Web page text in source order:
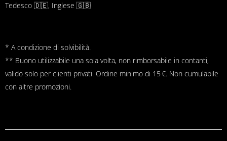
Tedesco 🇩🇪, Inglese 🇬🇧
* A condizione di solvibilità.
** Buono utilizzabile una sola volta, non rimborsabile in contanti,
valido solo per clienti privati. Ordine minimo di 15 €. Non cumulabile
con altre promozioni.